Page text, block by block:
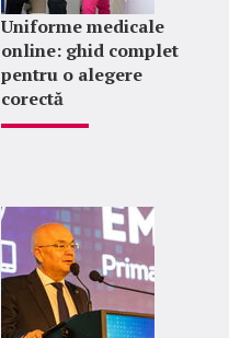
Uniforme medicale
online: ghid complet
pentru o alegere
corectă